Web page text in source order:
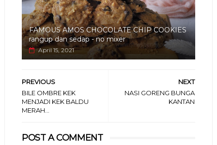
FAMOUS AMOS CHOCOLATE CHIP COOKIES
rangup dan sedap - no mixer
April 15, 2021
NEXT
NASI GORENG BUNGA
KANTAN
PREVIOUS
BILE OMBRE KEK
MENJADI KEK BALDU
MERAH...
POST A COMMENT